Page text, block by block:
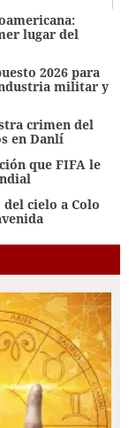
lugar del
2026 para
militar y
crimen del
en Danlí
que FIFA le
del cielo a Colo